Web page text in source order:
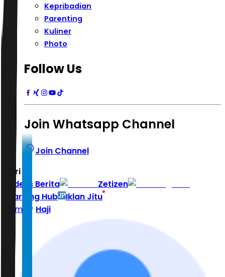
Kepribadian
Parenting
Kuliner
Photo
Follow Us
Join Whatsapp Channel
Join Channel
Hari ini
Indeks Berita
Zetizen
Learning Hub
Iklan Jitu
Home
Haji